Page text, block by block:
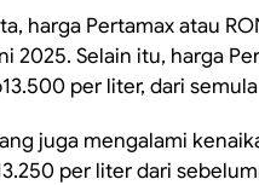
harga Pertamax atau
2025. Selain itu, harga
per liter, dari
juga mengalami
per liter dari